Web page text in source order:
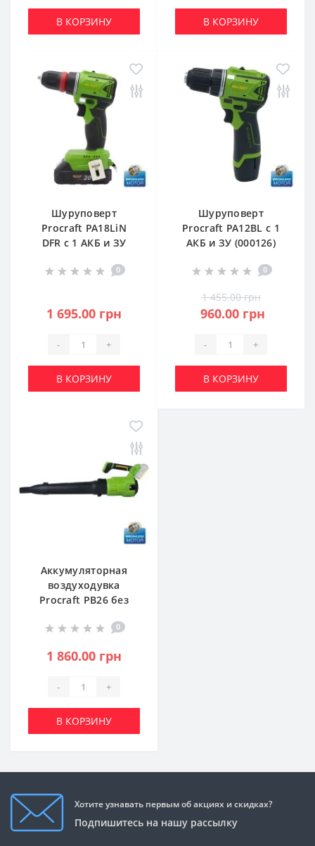
В КОРЗИНУ В КОРЗИНУ
Шуруповерт
Procraft PA18LiN
DFR с 1 АКБ и ЗУ
0
1 695.00 грн
- +
В КОРЗИНУ
Шуруповерт
Procraft PA12BL с 1
АКБ и ЗУ (000126)
0
1 455.00 грн
960.00 грн
- +
В КОРЗИНУ
Аккумуляторная
воздуходувка
Procraft PB26 без
030365)
0
1 860.00 грн
- +
В КОРЗИНУ
Хотите узнавать первым об акциях и скидках?
Подпишитесь на нашу рассылку